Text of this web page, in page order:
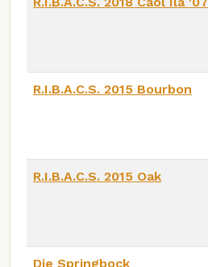
R.I.B.A.C.S. 2015 Bourbon
R.I.B.A.C.S. 2015 Oak
Die Springbock